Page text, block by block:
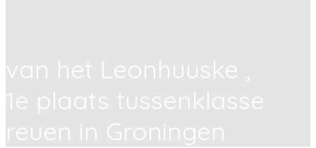
van het Leonhuuske ,
1e plaats tussenklasse
reuen in Groningen